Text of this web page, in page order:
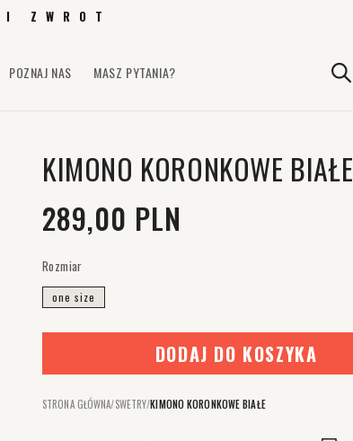
I ZWROT
POZNAJ NAS MASZ PYTANIA?
KIMONO KORONKOWE BIAŁE
Cena regularna
289,00 PLN
Rozmiar
one size
DODAJ DO KOSZYKA
STRONA GŁÓWNA/SWETRY/KIMONO KORONKOWE BIAŁE